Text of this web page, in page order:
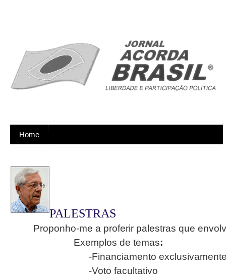
Home
de segunda a sexta-feira
PALESTRAS
Proponho-me a proferir palestras que
Exemplos de temas:
-Financiamento exclusivamente
-Voto facultativo